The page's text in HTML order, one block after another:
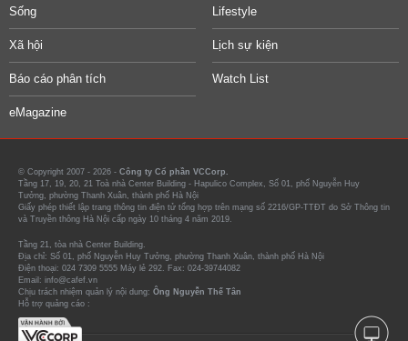
Sống Lifestyle
Xã hội Lịch sự kiện
Báo cáo phân tích Watch List
eMagazine
© Copyright 2007 - 2026 - Công ty Cổ phần VCCorp.
Tầng 17, 19, 20, 21 Toà nhà Center Building - Hapulico Complex, Số 01, phố Nguyễn Huy
Tưởng, phường Thanh Xuân, thành phố Hà Nội
Giấy phép thiết lập trang thông tin điện tử tổng hợp trên mạng số 2216/GP-TTĐT do Sở Thông tin
và Truyền thông Hà Nội cấp ngày 10 tháng 4 năm 2019.
Tầng 21, tòa nhà Center Building.
Địa chỉ: Số 01, phố Nguyễn Huy Tưởng, phường Thanh Xuân, thành phố Hà Nội
Điện thoại: 024 7309 5555 Máy lẻ 292. Fax: 024-39744082
Email: info@cafef.vn
Chịu trách nhiệm quản lý nội dung: Ông Nguyễn Thế Tân
Hỗ trợ quảng cáo :